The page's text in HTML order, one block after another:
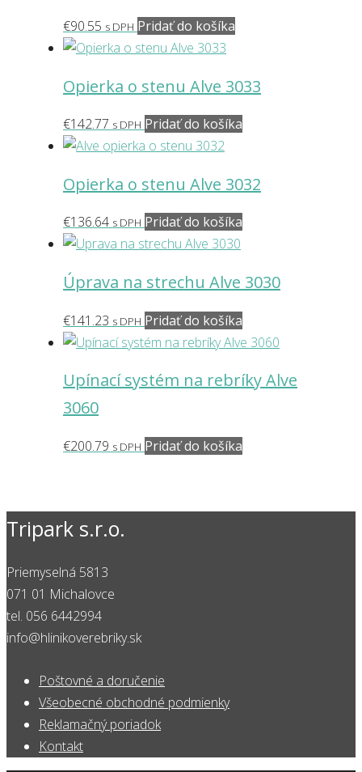
€90.55 s DPH Pridať do košíka
Opierka o stenu Alve 3033
€142.77 s DPH Pridať do košíka
Opierka o stenu Alve 3032
€136.64 s DPH Pridať do košíka
Úprava na strechu Alve 3030
€141.23 s DPH Pridať do košíka
Upínací systém na rebríky Alve
3060
€200.79 s DPH Pridať do košíka
Tripark s.r.o.
Priemyselná 5813
071 01 Michalovce
tel. 056 6442994
info@hlinikoverebriky.sk
Poštovné a doručenie
Všeobecné obchodné podmienky
Reklamačný poriadok
Kontakt